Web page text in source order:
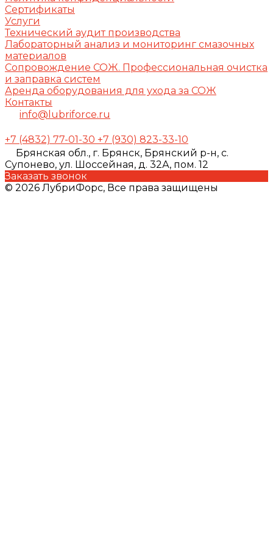
Сертификаты
Услуги
Технический аудит производства
Лабораторный анализ и мониторинг смазочных
материалов
Сопровождение СОЖ. Профессиональная очистка
и заправка систем
Аренда оборудования для ухода за СОЖ
Контакты
info@lubriforce.ru
+7 (4832) 77-01-30 +7 (930) 823-33-10
Брянская обл., г. Брянск, Брянский р-н, с.
Супонево, ул. Шоссейная, д. 32А, пом. 12
Заказать звонок
© 2026 ЛубриФорс, Все права защищены